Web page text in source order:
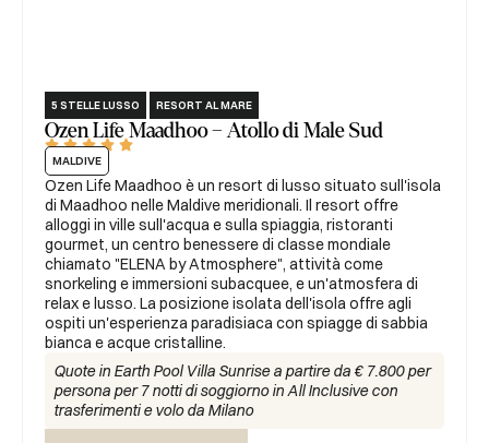
5 STELLE LUSSO RESORT AL MARE
Ozen Life Maadhoo – Atollo di Male Sud
    
MALDIVE
Ozen Life Maadhoo è un resort di lusso situato sull'isola
di Maadhoo nelle Maldive meridionali. Il resort offre
alloggi in ville sull'acqua e sulla spiaggia, ristoranti
gourmet, un centro benessere di classe mondiale
chiamato "ELENA by Atmosphere", attività come
snorkeling e immersioni subacquee, e un'atmosfera di
relax e lusso. La posizione isolata dell'isola offre agli
ospiti un'esperienza paradisiaca con spiagge di sabbia
bianca e acque cristalline.
Quote in Earth Pool Villa Sunrise a partire da € 7.800 per
persona per 7 notti di soggiorno in All Inclusive con
trasferimenti e volo da Milano